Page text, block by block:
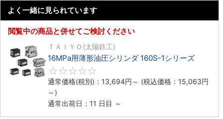
よく一緒に見られています
閲覧中の商品と併せてご検討ください
ＴＡＩＹＯ(太陽鉄工)
16MPa用薄形油圧シリンダ 160S-1シリーズ
通常価格(税別)： 13,694円 ～ (税込価格： 15,063円
～)
通常出荷日：11 日目 ～